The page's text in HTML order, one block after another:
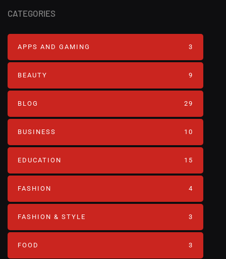
CATEGORIES
APPS AND GAMING 3
BEAUTY 9
BLOG 29
BUSINESS 10
EDUCATION 15
FASHION 4
FASHION & STYLE 3
FOOD 3